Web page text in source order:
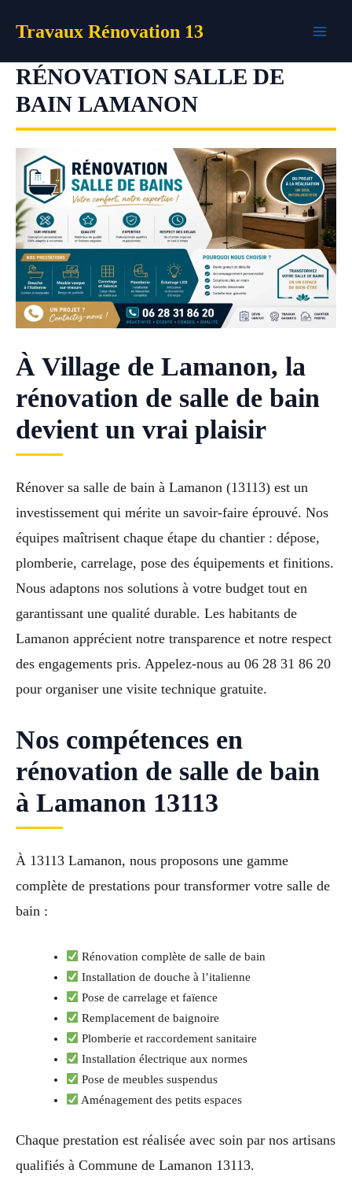
Travaux Rénovation 13
RÉNOVATION SALLE DE
BAIN LAMANON
À Village de Lamanon, la
rénovation de salle de bain
devient un vrai plaisir
Rénover sa salle de bain à Lamanon (13113) est un
investissement qui mérite un savoir-faire éprouvé. Nos
équipes maîtrisent chaque étape du chantier : dépose,
plomberie, carrelage, pose des équipements et finitions.
Nous adaptons nos solutions à votre budget tout en
garantissant une qualité durable. Les habitants de
Lamanon apprécient notre transparence et notre respect
des engagements pris. Appelez-nous au 06 28 31 86 20
pour organiser une visite technique gratuite.
Nos compétences en
rénovation de salle de bain
à Lamanon 13113
À 13113 Lamanon, nous proposons une gamme
complète de prestations pour transformer votre salle de
bain :
Rénovation complète de salle de bain
Installation de douche à l’italienne
Pose de carrelage et faïence
Remplacement de baignoire
Plomberie et raccordement sanitaire
Installation électrique aux normes
Pose de meubles suspendus
Aménagement des petits espaces
Chaque prestation est réalisée avec soin par nos artisans
qualifiés à Commune de Lamanon 13113.